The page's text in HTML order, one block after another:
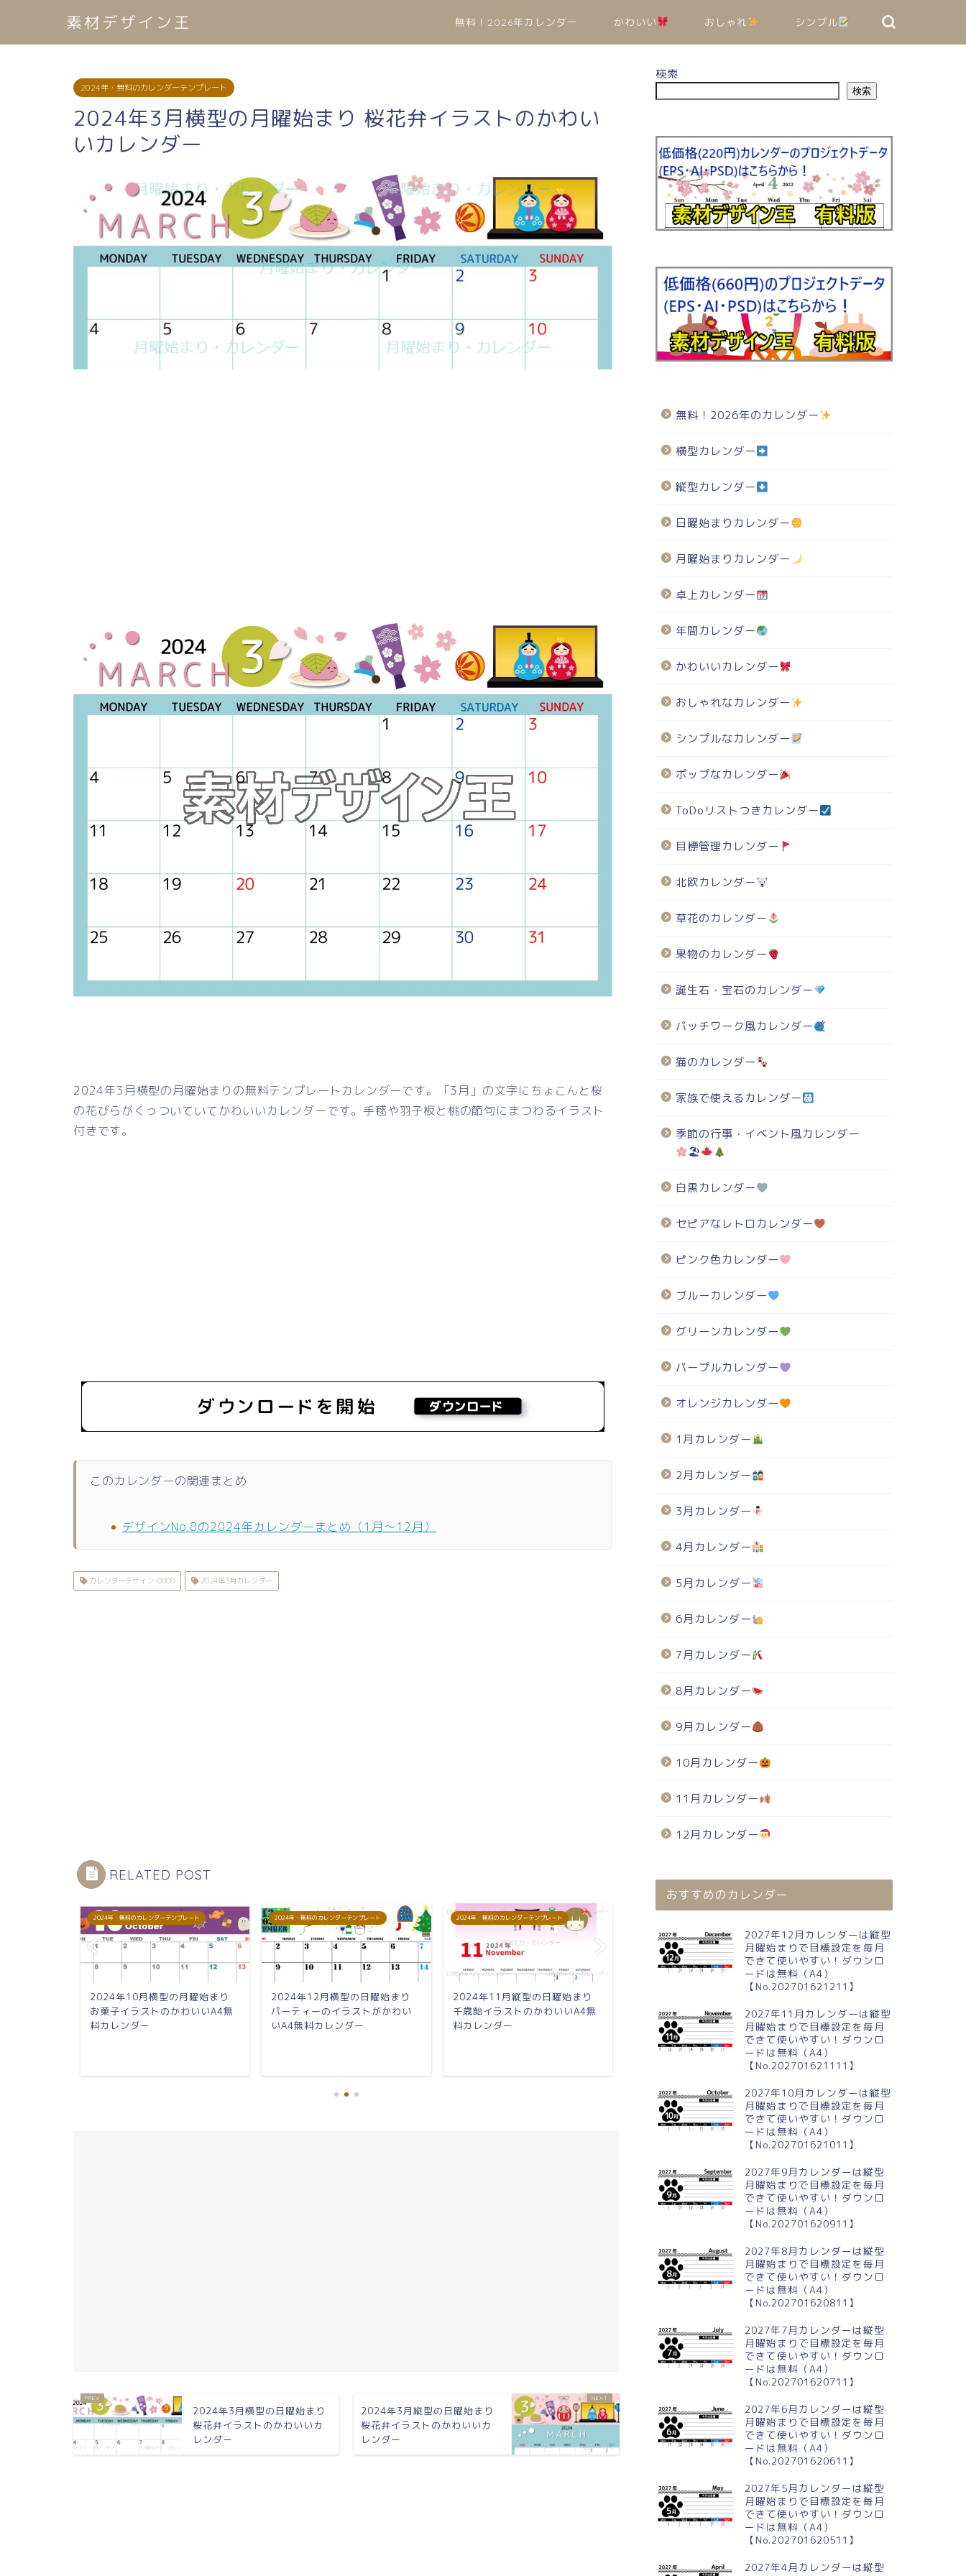
素材デザイン王 無料！2026年カレンダー かわいい おしゃれ シンプル
2024年・無料のカレンダーテンプレート
2024年3月横型の月曜始まり 桜花弁イラストのかわい
いカレンダー
2024年3月横型の月曜始まりの無料テンプレートカレンダーです。「3月」の文字にちょこんと桜
の花びらがくっついていてかわいいカレンダーです。手毬や羽子板と桃の節句にまつわるイラスト
付きです。
このカレンダーの関連まとめ
デザインNo.8の2024年カレンダーまとめ（1月〜12月）
カレンダーデザイン-0008 2024年3月カレンダー
RELATED POST
2024年・無料のカレンダーテンプレート
2024年10月横型の月曜始まり
お菓子イラストのかわいいA4無
料カレンダー
2024年・無料のカレンダーテンプレート
2024年12月横型の日曜始まり
パーティーのイラストがかわい
いA4無料カレンダー
2024年・無料のカレンダーテンプレート
2024年11月縦型の日曜始まり
千歳飴イラストのかわいいA4無
料カレンダー
お菓子イラストのかわいいA4無
料カレンダー
パーティーのイラストがかわい
いA4無料カレンダー
2024年3月横型の日曜始まり
桜花弁イラストのかわいいカ
レンダー
2024年3月縦型の日曜始まり
桜花弁イラストのかわいいカ
レンダー
検索
検索
無料！2026年のカレンダー
横型カレンダー
縦型カレンダー
日曜始まりカレンダー
月曜始まりカレンダー
卓上カレンダー
年間カレンダー
かわいいカレンダー
おしゃれなカレンダー
シンプルなカレンダー
ポップなカレンダー
ToDoリストつきカレンダー
目標管理カレンダー
北欧カレンダー
草花のカレンダー
果物のカレンダー
誕生石・宝石のカレンダー
パッチワーク風カレンダー
猫のカレンダー
家族で使えるカレンダー
季節の行事・イベント風カレンダー
🏖
白黒カレンダー
セピアなレトロカレンダー
ピンク色カレンダー
ブルーカレンダー
グリーンカレンダー
パープルカレンダー
オレンジカレンダー
1月カレンダー
2月カレンダー
3月カレンダー
4月カレンダー
5月カレンダー
6月カレンダー
7月カレンダー
8月カレンダー
9月カレンダー
10月カレンダー
11月カレンダー
12月カレンダー
おすすめのカレンダー
2027年12月カレンダーは縦型
月曜始まりで目標設定を毎月
できて使いやすい！ダウンロ
ードは無料（A4）
【No.202701621211】
2027年11月カレンダーは縦型
月曜始まりで目標設定を毎月
できて使いやすい！ダウンロ
ードは無料（A4）
【No.202701621111】
2027年10月カレンダーは縦型
月曜始まりで目標設定を毎月
できて使いやすい！ダウンロ
ードは無料（A4）
【No.202701621011】
2027年9月カレンダーは縦型
月曜始まりで目標設定を毎月
できて使いやすい！ダウンロ
ードは無料（A4）
【No.202701620911】
2027年8月カレンダーは縦型
月曜始まりで目標設定を毎月
できて使いやすい！ダウンロ
ードは無料（A4）
【No.202701620811】
2027年7月カレンダーは縦型
月曜始まりで目標設定を毎月
できて使いやすい！ダウンロ
ードは無料（A4）
【No.202701620711】
2027年6月カレンダーは縦型
月曜始まりで目標設定を毎月
できて使いやすい！ダウンロ
ードは無料（A4）
【No.202701620611】
2027年5月カレンダーは縦型
月曜始まりで目標設定を毎月
できて使いやすい！ダウンロ
ードは無料（A4）
【No.202701620511】
2027年4月カレンダーは縦型